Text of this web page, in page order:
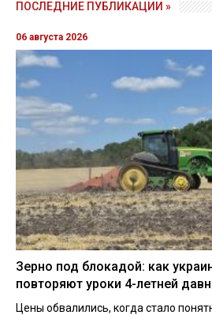
ПОСЛЕДНИЕ ПУБЛИКАЦИИ »
06 августа 2026
Зерно под блокадой: как
повторяют уроки 4-летней
Цены обвалились, когда стало